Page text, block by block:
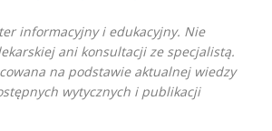
informacyjny i edukacyjny. Nie
ani konsultacji ze specjalistą.
na podstawie aktualnej wiedzy
wytycznych i publikacji